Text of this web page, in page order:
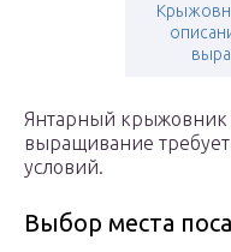
Янтарный крыжовник
выращивание
условий.
Выбор места